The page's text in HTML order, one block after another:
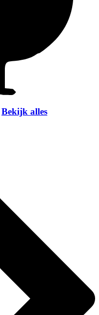
Bekijk alles